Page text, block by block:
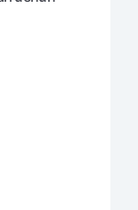
berish